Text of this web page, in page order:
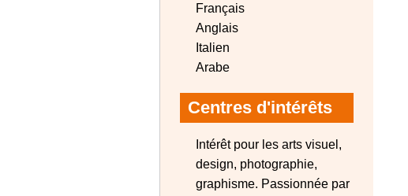
Français
Anglais
Italien
Arabe
Centres d'intérêts
Intérêt pour les arts visuel,
design, photographie,
graphisme. Passionnée par